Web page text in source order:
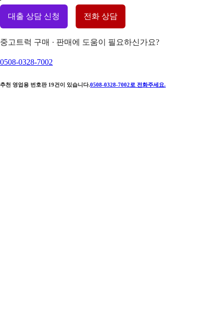
대출 상담 신청 전화 상담
중고트럭 구매 · 판매에 도움이 필요하신가요?
0508-0328-7002
추천 영업용 번호판 19건이 있습니다.0508-0328-7002 로 전화주세요.